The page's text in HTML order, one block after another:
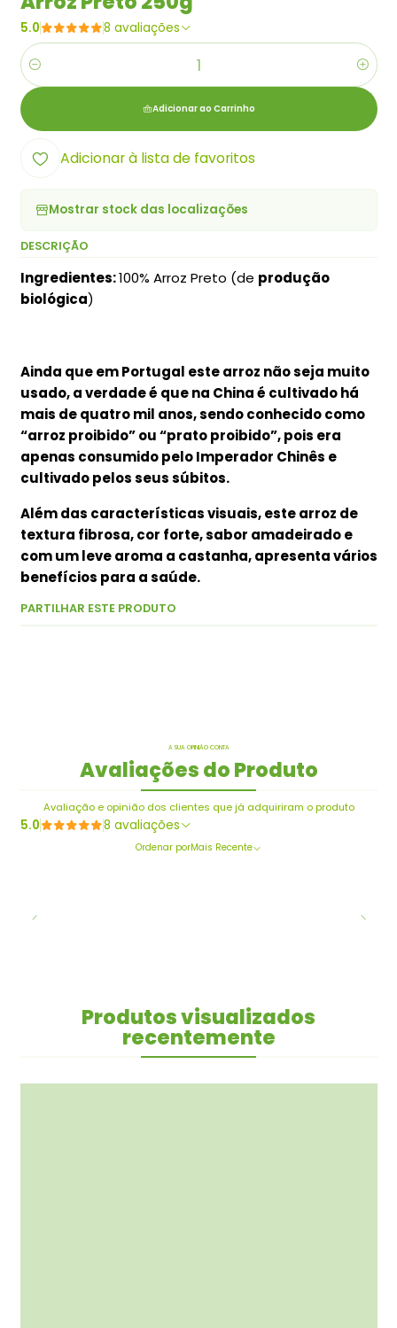
5.0 8 avaliações
Quantidade
Adicionar ao Carrinho
Adicionar à lista de favoritos
Mostrar stock das localizações
DESCRIÇÃO
Ingredientes:100% Arroz Preto (de produção
biológica)
Ainda que em Portugal este arroz não seja muito
usado, a verdade é que na China é cultivado há
mais de quatro mil anos, sendo conhecido como
“arroz proibido” ou “prato proibido”, pois era
apenas consumido pelo Imperador Chinês e
cultivado pelos seus súbitos.
Além das características visuais, este arroz de
textura fibrosa, cor forte, sabor amadeirado e
com um leve aroma a castanha, apresenta vários
benefícios para a saúde.
PARTILHAR ESTE PRODUTO
A SUA OPINIÃO CONTA
Avaliações do Produto
Avaliação e opinião dos clientes que já adquiriram o produto
5.0 8 avaliações
Ordenar porMais Recente
Produtos visualizados
recentemente